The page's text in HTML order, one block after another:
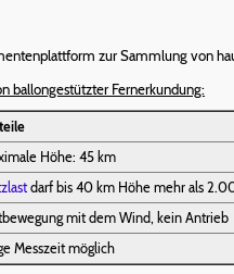
zur Sammlung von
ballongestützter Fernerkundung:
Höhe: 45 km
darf bis 40 km Höhe mehr als
mit dem Wind, kein Antrieb
Messzeit möglich